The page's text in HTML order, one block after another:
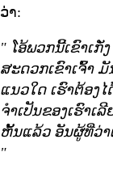
ວ່າ:
" ໂອ້ພວກນີ້ເຂົາເ
ສະດວກເຂົາເຈົ້າ
ແນວໃດ ເຮົາຕ້ອງໄ
ຈຳເປັນຂອງເຮົາເ
ຫັ້ນແລ້ວ ອັນຜູ້ທີ່ວ່າ
"